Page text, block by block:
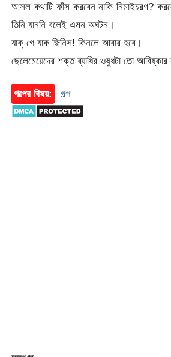
আসল কথাটি ফাঁস করবেন নাকি নিমাইচরণ?
তিনি যাননি বলেই এমন অঘটন।
যাক্ গে যাক জিনিস! কিনলে আবার হবে।
ছেলেমেয়েদের শক্ত ব্যাধির ওষুধটা তো
গল্পের বিষয়: গল্প